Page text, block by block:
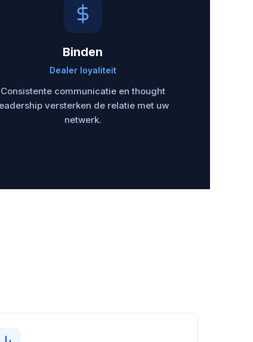
Binden
Dealer loyaliteit
Consistente communicatie en thought
versterken de relatie met uw
netwerk.